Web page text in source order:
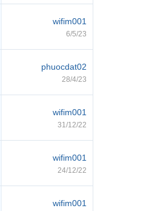
wifim001
6/5/23
phuocdat02
28/4/23
wifim001
31/12/22
wifim001
24/12/22
wifim001